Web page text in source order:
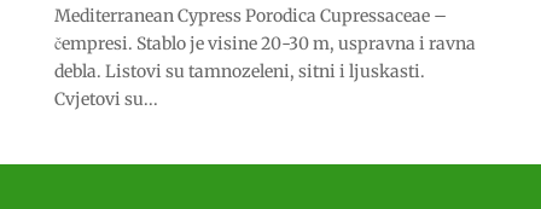
Mediterranean Cypress Porodica Cupressaceae –
čempresi. Stablo je visine 20-30 m, uspravna i ravna
debla. Listovi su tamnozeleni, sitni i ljuskasti.
Cvjetovi su...